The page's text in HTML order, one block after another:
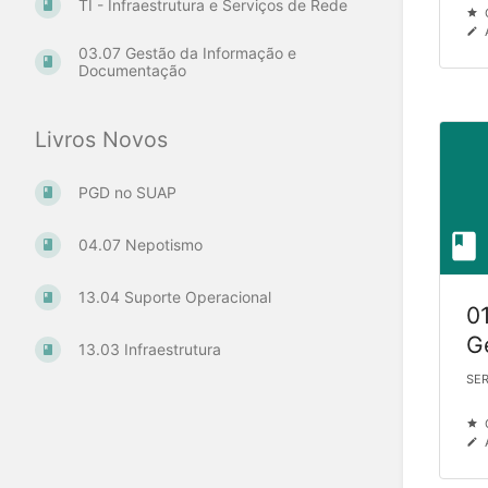
TI - Infraestrutura e Serviços de Rede
03.07 Gestão da Informação e
Documentação
Livros Novos
PGD no SUAP
04.07 Nepotismo
13.04 Suporte Operacional
13.03 Infraestrutura